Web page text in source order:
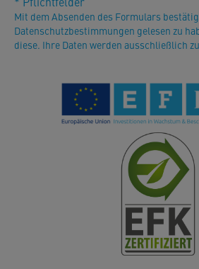
Mit dem Absenden des Formulars
Datenschutzbestimmungen gelesen zu
diese. Ihre Daten werden ausschließlich